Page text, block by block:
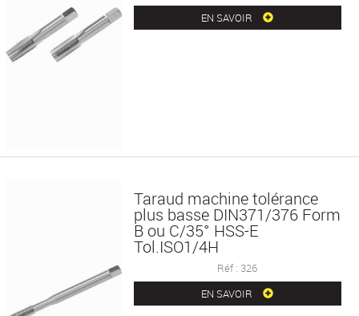
EN SAVOIR
Taraud machine tolérance
plus basse DIN371/376 Form
B ou C/35° HSS-E
Tol.ISO1/4H
Réf : 326
EN SAVOIR